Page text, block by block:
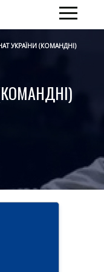
УКРАЇНИ (КОМАНДНІ)